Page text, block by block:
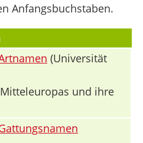
Anfangsbuchstaben.
(Universität
und ihre